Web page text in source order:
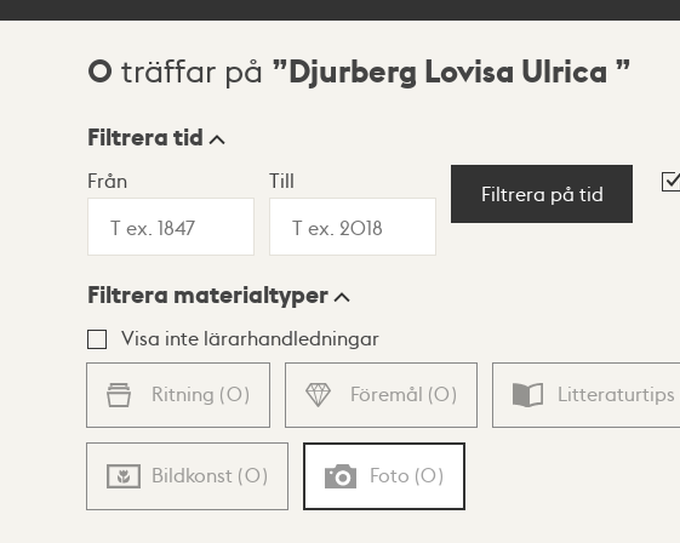
Sökresultat
0 träffar på Djurberg Lovisa Ulrica
Visningsläge
Lista Karta
Filtrera tid
Från Till
Filtrera på tid
Filtrera materialtyper
Visa inte lärarhandledningar
Ritning (0) Föremål (0) Litteraturtips
Bildkonst (0) Foto (0)